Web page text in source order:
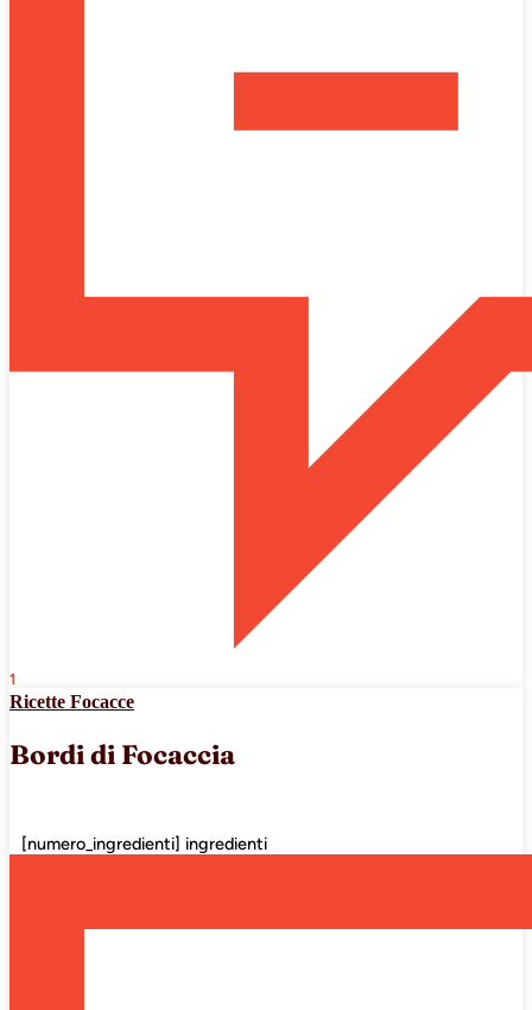
1
Ricette Focacce
Bordi di Focaccia
[numero_ingredienti] ingredienti